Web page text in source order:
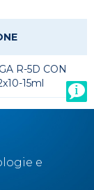
R-5D CON
15ml
e